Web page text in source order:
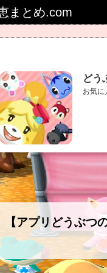
まとめ.com
どう
お気に
【アプリどうぶつ